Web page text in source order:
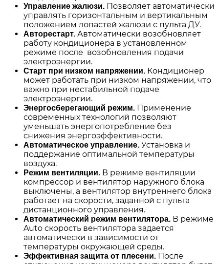
Управление жалюзи. Позволяет автоматически
управлять горизонтальным и вертикальным
положением лопастей жалюзи с пульта ДУ.
Авторестарт. Автоматически возобновляет
работу кондиционера в установленном
режиме после возобновления подачи
электроэнергии.
Старт при низком напряжении. Кондиционер
может работать при низком напряжении, что
важно при нестабильной подаче
электроэнергии.
Энергосберегающий режим. Применение
современных технологий позволяют
уменьшать энергопотребление без
снижения энергоэффективности.
Автоматическое управление. Установка и
поддержание оптимальной температуры
воздуха.
Режим вентиляции. В режиме вентиляции
компрессор и вентилятор наружного блока
выключены, а вентилятор внутреннего блока
работает на скорости, заданной с пульта
дистанционного управления.
Автоматический режим вентилятора. В режиме
Auto скорость вентилятора задается
автоматически в зависимости от
температуры окружающей среды.
Эффективная защита от плесени. После